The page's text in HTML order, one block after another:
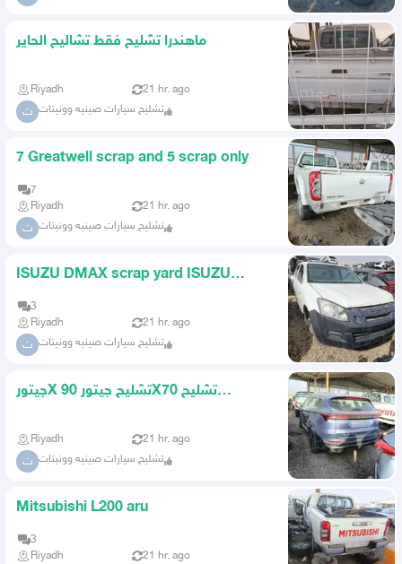
ماهندرا تشليح فقط تشاليح الحاير
Riyadh 21 hr. ago
ت تشليح سيارات صينيه وونيتات
7 Greatwell scrap and 5 scrap only
7
Riyadh
21 hr. ago
ت تشليح سيارات صينيه وونيتات
ISUZU DMAX scrap yard ISUZU
3
Riyadh
21 hr. ago
ت تشليح سيارات صينيه وونيتات
جيتورX 90 تشليح جيتورX70 تشليح
Riyadh 21 hr. ago
ت تشليح سيارات صينيه وونيتات
Mitsubishi L200 aru
3
Riyadh
21 hr. ago